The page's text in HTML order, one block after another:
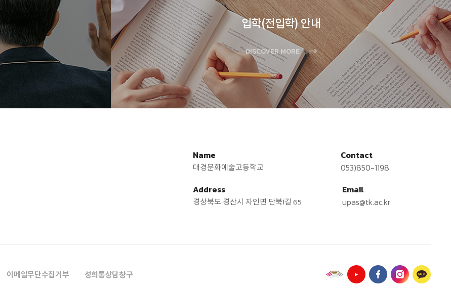
입학(전입학) 안내
DISCOVER MORE
Name
대경문화예술고등학교
Contact
053)850-1198
Address
경상북도 경산시 자인면 단북1길 65
Email
upas@tk.ac.kr
이메일무단수집거부 성희롱상담창구